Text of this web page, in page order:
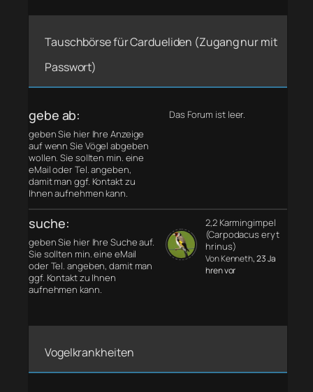
Tauschbörse für Cardueliden (Zugang nur mit
Passwort)
gebe ab:
geben Sie hier Ihre Anzeige
auf wenn Sie Vögel abgeben
wollen. Sie sollten min. eine
eMail oder Tel. angeben,
damit man ggf. Kontakt zu
Ihnen aufnehmen kann.
Das Forum ist leer.
suche:
geben Sie hier Ihre Suche auf.
Sie sollten min. eine eMail
oder Tel. angeben, damit man
ggf. Kontakt zu Ihnen
aufnehmen kann.
2,2 Karmingimpel
(Carpodacus eryt
hrinus)
Von Kenneth, 23 Ja
hren vor
Vogelkrankheiten